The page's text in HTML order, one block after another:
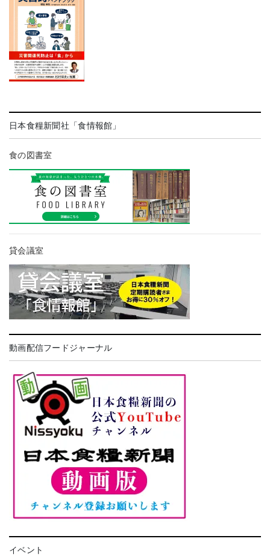
日本食糧新聞社「食情報館」
食の図書室
貸会議室
動画配信フードジャーナル
イベント